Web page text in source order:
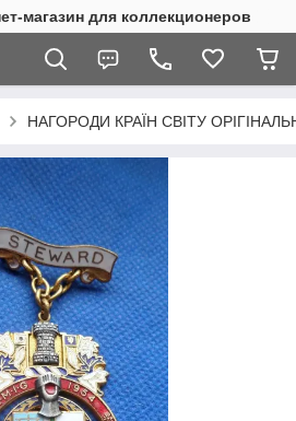
магазин для коллекционеров
НАГОРОДИ КРАЇН СВІТУ